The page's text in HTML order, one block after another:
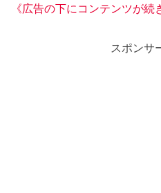
《広告の下にコンテンツが続
スポンサ